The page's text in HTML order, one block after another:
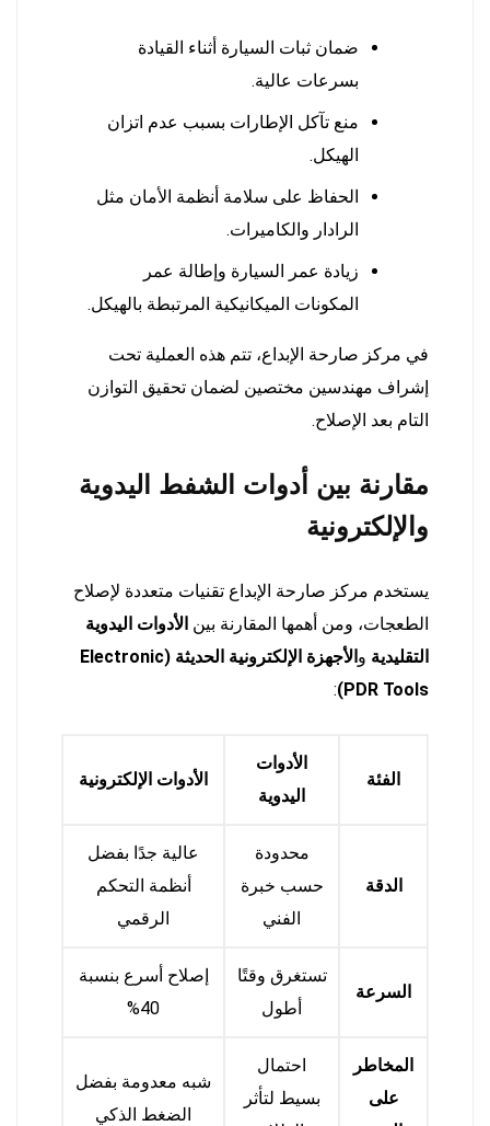
ضمان ثبات السيارة أثناء القيادة
بسرعات عالية.
منع تآكل الإطارات بسبب عدم اتزان
الهيكل.
الحفاظ على سلامة أنظمة الأمان مثل
الرادار والكاميرات.
زيادة عمر السيارة وإطالة عمر
المكونات الميكانيكية المرتبطة بالهيكل.
في مركز صارحة الإبداع، تتم هذه العملية تحت
إشراف مهندسين مختصين لضمان تحقيق التوازن
التام بعد الإصلاح.
مقارنة بين أدوات الشفط اليدوية
والإلكترونية
يستخدم مركز صارحة الإبداع تقنيات متعددة لإصلاح
الطعجات، ومن أهمها المقارنة بين الأدوات اليدوية
التقليدية و
الأجهزة الإلكترونية الحديثة (Electronic
PDR Tools)
:
الفئة
الأدوات
اليدوية
الأدوات الإلكترونية
الدقة
محدودة
حسب خبرة
الفني
عالية جدًا بفضل
أنظمة التحكم
الرقمي
السرعة
تستغرق وقتًا
أطول
إصلاح أسرع بنسبة
40%
المخاطر
على
احتمال
بسيط لتأثر
شبه معدومة بفضل
الضغط الذكي